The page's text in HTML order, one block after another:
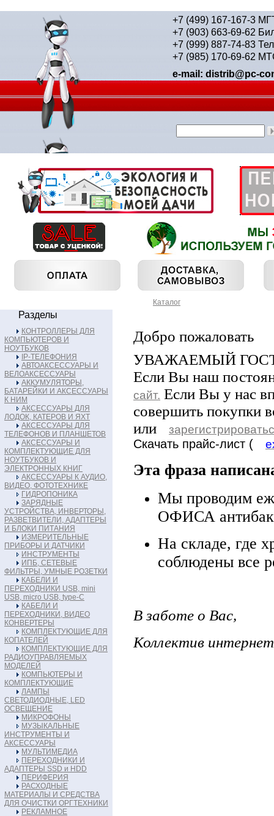
+7 (499) 167-167-3
+7 (903) 663-69-62
+7 (999) 887-74-83
+7 (985) 170-69-62
e-mail: distrib@pc-
Каталог
Разделы
КОНТРОЛЛЕРЫ ДЛЯ
КОМПЬЮТЕРОВ И
НОУТБУКОВ
IP-ТЕЛЕФОНИЯ
АВТОАКСЕССУАРЫ И
ВЕЛОАКСЕССУАРЫ
АККУМУЛЯТОРЫ,
БАТАРЕЙКИ И АКСЕССУАРЫ
К НИМ
АКСЕССУАРЫ ДЛЯ
ЛОДОК, КАТЕРОВ И ЯХТ
АКСЕССУАРЫ ДЛЯ
ТЕЛЕФОНОВ И ПЛАНШЕТОВ
АКСЕССУАРЫ И
КОМПЛЕКТУЮЩИЕ ДЛЯ
НОУТБУКОВ И
ЭЛЕКТРОННЫХ КНИГ
АКСЕССУАРЫ К АУДИО,
ВИДЕО, ФОТОТЕХНИКЕ
ГИДРОПОНИКА
ЗАРЯДНЫЕ
УСТРОЙСТВА, ИНВЕРТОРЫ,
РАЗВЕТВИТЕЛИ, АДАПТЕРЫ
И БЛОКИ ПИТАНИЯ
ИЗМЕРИТЕЛЬНЫЕ
ПРИБОРЫ И ДАТЧИКИ
ИНСТРУМЕНТЫ
ИПБ, СЕТЕВЫЕ
ФИЛЬТРЫ, УМНЫЕ РОЗЕТКИ
КАБЕЛИ И
ПЕРЕХОДНИКИ USB, mini
USB, micro USB, type-C
КАБЕЛИ И
ПЕРЕХОДНИКИ, ВИДЕО
КОНВЕРТЕРЫ
КОМПЛЕКТУЮЩИЕ ДЛЯ
КОПАТЕЛЕЙ
КОМПЛЕКТУЮЩИЕ ДЛЯ
РАДИОУПРАВЛЯЕМЫХ
МОДЕЛЕЙ
КОМПЬЮТЕРЫ И
КОМПЛЕКТУЮЩИЕ
ЛАМПЫ
СВЕТОДИОДНЫЕ, LED
ОСВЕЩЕНИЕ
МИКРОФОНЫ
МУЗЫКАЛЬНЫЕ
ИНСТРУМЕНТЫ И
АКСЕССУАРЫ
МУЛЬТИМЕДИА
ПЕРЕХОДНИКИ И
АДАПТЕРЫ SSD и HDD
ПЕРИФЕРИЯ
РАСХОДНЫЕ
МАТЕРИАЛЫ И СРЕДСТВА
ДЛЯ ОЧИСТКИ ОРГТЕХНИКИ
РЕКЛАМНОЕ
Добро пожаловать
УВАЖАЕМЫЙ ГОСТЬ!
Если Вы наш
сайт. Если Вы у нас
совершить покупки
или
Скачать прайс-лист (
Эта фраза
Мы проводим
ОФИСА
На складе, где
соблюдены все
В заботе о Вас,
Коллектив